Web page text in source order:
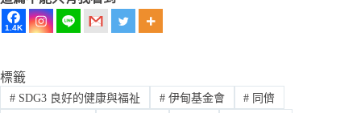
1.4K
標籤
#SDG3 良好的健康與福祉 #伊甸基金會 # 同儕